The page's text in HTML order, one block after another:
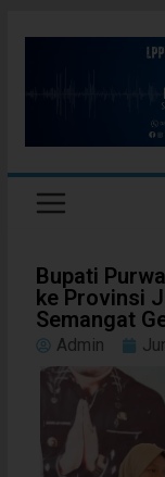
Bupati
ke Provinsi
Semangat
Admin